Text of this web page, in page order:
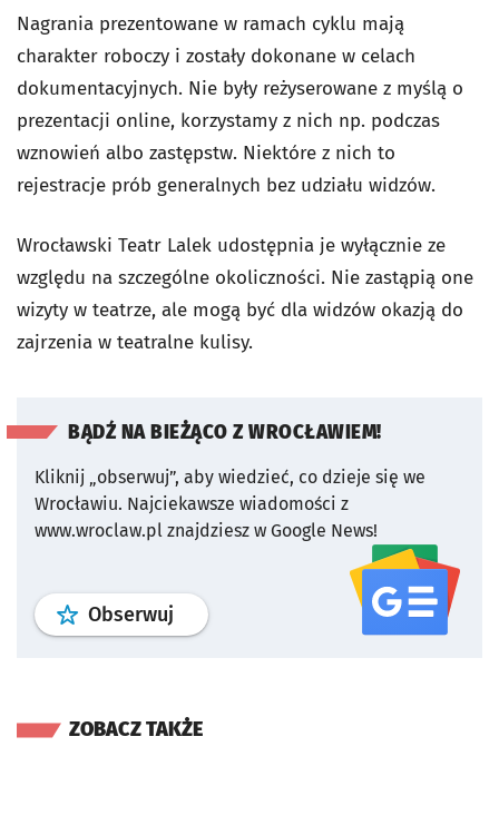
Nagrania prezentowane w ramach cyklu mają
charakter roboczy i zostały dokonane w celach
dokumentacyjnych. Nie były reżyserowane z myślą o
prezentacji online, korzystamy z nich np. podczas
wznowień albo zastępstw. Niektóre z nich to
rejestracje prób generalnych bez udziału widzów.
Wrocławski Teatr Lalek udostępnia je wyłącznie ze
względu na szczególne okoliczności. Nie zastąpią one
wizyty w teatrze, ale mogą być dla widzów okazją do
zajrzenia w teatralne kulisy.
BĄDŹ NA BIEŻĄCO Z WROCŁAWIEM!
Kliknij „obserwuj”, aby wiedzieć, co dzieje się we
Wrocławiu. Najciekawsze wiadomości z
www.wroclaw.pl znajdziesz w Google News!
Obserwuj profil serwisu
ZOBACZ TAKŻE